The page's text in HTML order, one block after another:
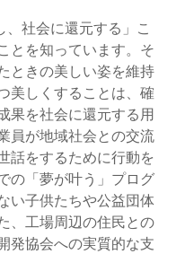
社会に還元する」こ
とを知っています。そ
ときの美しい姿を維持
美しくすることは、確
果を社会に還元する用
員が地域社会との交流
話をするために行動を
の「夢が叶う」プログ
い子供たちや公益団体
、工場周辺の住民との
発協会への実質的な支